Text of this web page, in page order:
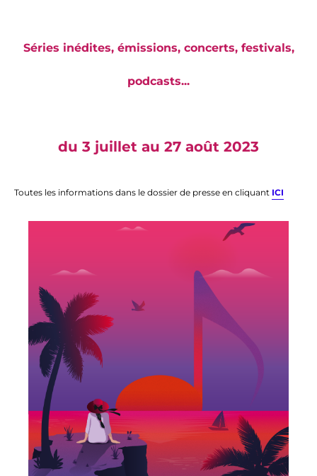
Séries inédites, émissions, concerts, festivals,
podcasts...
du 3 juillet au 27 août 2023
Toutes les informations dans le dossier de presse en cliquant ICI